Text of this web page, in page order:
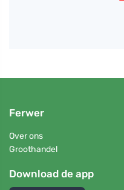
Ferwer
Over ons
Groothandel
Download de app